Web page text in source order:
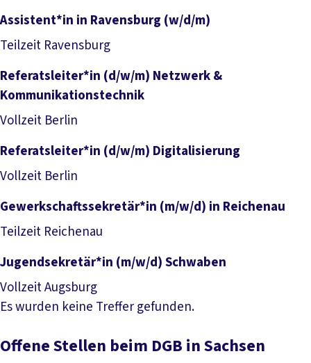
Assistent*in in Ravensburg (w/d/m)
Teilzeit RavensburgJob anzeigen
Referatsleiter*in (d/w/m) Netzwerk &
Kommunikationstechnik
Vollzeit Berlin
Referatsleiter*in (d/w/m) Digitalisierung
Vollzeit Berlin
Gewerkschaftssekretär*in (m/w/d) in Reichenau
Teilzeit Reichenau
Jugendsekretär*in (m/w/d) Schwaben
VollzeitAugsburgJob anzeigen
Es wurden keine Treffer gefunden.
Offene Stellen beim DGB in Sachsen